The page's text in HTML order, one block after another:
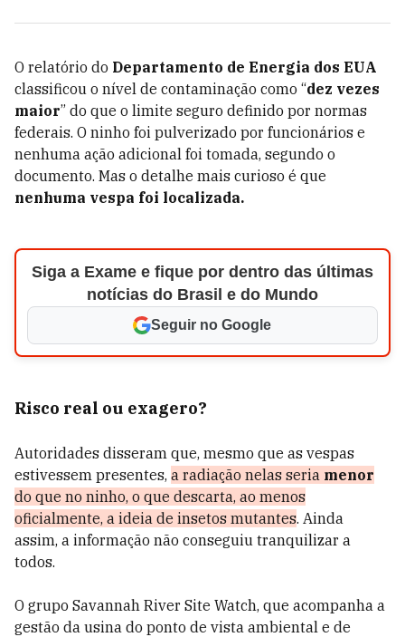
O relatório do Departamento de Energia dos EUA
classificou o nível de contaminação como “dez vezes
maior” do que o limite seguro definido por normas
federais. O ninho foi pulverizado por funcionários e
nenhuma ação adicional foi tomada, segundo o
documento. Mas o detalhe mais curioso é que
nenhuma vespa foi localizada.
Siga a Exame e fique por dentro das últimas
notícias do Brasil e do Mundo
Seguir no Google
Risco real ou exagero?
Autoridades disseram que, mesmo que as vespas
estivessem presentes, a radiação nelas seria menor
do que no ninho, o que descarta, ao menos
oficialmente, a ideia de insetos mutantes. Ainda
assim, a informação não conseguiu tranquilizar a
todos.
O grupo Savannah River Site Watch, que acompanha a
gestão da usina do ponto de vista ambiental e de